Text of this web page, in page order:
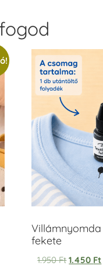
fekete
1.950Ft 1.450 Ft